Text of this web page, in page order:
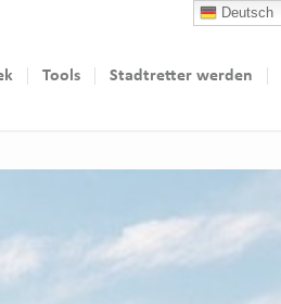
Tools Stadtretter werden
Deutsch